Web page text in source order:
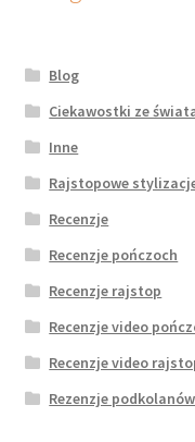
Blog
Ciekawostki ze
Inne
Rajstopowe
Recenzje
Recenzje pończoch
Recenzje rajstop
Recenzje video
Recenzje video
Rezenzje